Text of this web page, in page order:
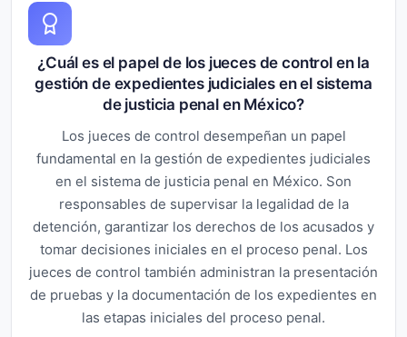
¿Cuál es el papel de los jueces de control en la
gestión de expedientes judiciales en el sistema
de justicia penal en México?
Los jueces de control desempeñan un papel
fundamental en la gestión de expedientes judiciales
en el sistema de justicia penal en México. Son
responsables de supervisar la legalidad de la
detención, garantizar los derechos de los acusados y
tomar decisiones iniciales en el proceso penal. Los
jueces de control también administran la presentación
de pruebas y la documentación de los expedientes en
las etapas iniciales del proceso penal.